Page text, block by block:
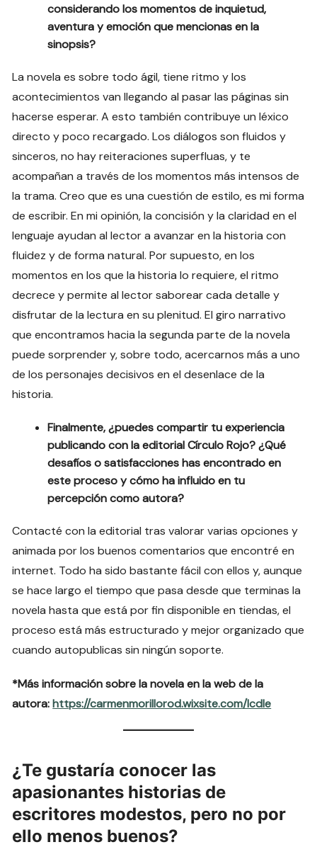
considerando los momentos de inquietud,
aventura y emoción que mencionas en la
sinopsis?
La novela es sobre todo ágil, tiene ritmo y los
acontecimientos van llegando al pasar las páginas sin
hacerse esperar. A esto también contribuye un léxico
directo y poco recargado. Los diálogos son fluidos y
sinceros, no hay reiteraciones superfluas, y te
acompañan a través de los momentos más intensos de
la trama. Creo que es una cuestión de estilo, es mi forma
de escribir. En mi opinión, la concisión y la claridad en el
lenguaje ayudan al lector a avanzar en la historia con
fluidez y de forma natural. Por supuesto, en los
momentos en los que la historia lo requiere, el ritmo
decrece y permite al lector saborear cada detalle y
disfrutar de la lectura en su plenitud. El giro narrativo
que encontramos hacia la segunda parte de la novela
puede sorprender y, sobre todo, acercarnos más a uno
de los personajes decisivos en el desenlace de la
historia.
Finalmente, ¿puedes compartir tu experiencia
publicando con la editorial Círculo Rojo? ¿Qué
desafíos o satisfacciones has encontrado en
este proceso y cómo ha influido en tu
percepción como autora?
Contacté con la editorial tras valorar varias opciones y
animada por los buenos comentarios que encontré en
internet. Todo ha sido bastante fácil con ellos y, aunque
se hace largo el tiempo que pasa desde que terminas la
novela hasta que está por fin disponible en tiendas, el
proceso está más estructurado y mejor organizado que
cuando autopublicas sin ningún soporte.
*Más información sobre la novela en la web de la
autora:https://carmenmorillorod.wixsite.com/lcdle
¿Te gustaría conocer las
apasionantes historias de
escritores modestos, pero no por
ello menos buenos?